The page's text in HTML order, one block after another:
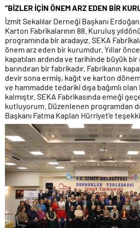
“BİZLER İÇİN ÖNEM ARZ EDEN BİR
İzmit Sekalılar Derneği Başkanı
Karton Fabrikalarının 88. Kuruluş
programında bir aradayız. SEKA
önem arz eden bir kurumdur. Yıllar
kapatılan ardında ve tarihinde büyük
barındıran bir fabrikadır. Fabrikanın
devir sona ermiş, kağıt ve karton
ve hammadde tedariki dışa bağımlı
kalmıştır. SEKA Fabrikasında emeği
kutluyorum. Düzenlenen programdan
Başkanı Fatma Kaplan Hürriyet’e